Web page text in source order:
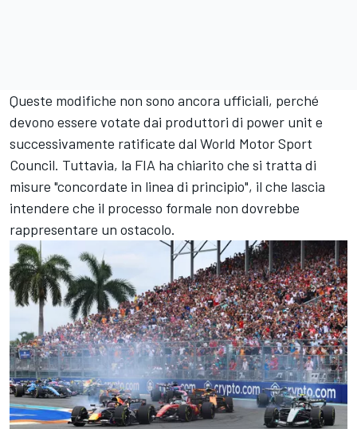
Queste modifiche non sono ancora ufficiali, perché
devono essere votate dai produttori di power unit e
successivamente ratificate dal World Motor Sport
Council. Tuttavia, la FIA ha chiarito che si tratta di
misure "concordate in linea di principio", il che lascia
intendere che il processo formale non dovrebbe
rappresentare un ostacolo.